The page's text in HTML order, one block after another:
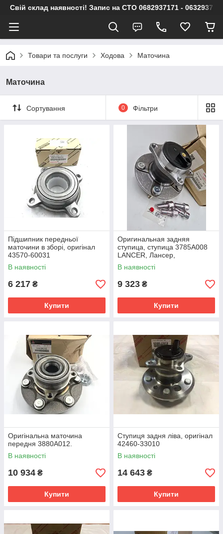
Свій склад наявності! Запис на СТО 0682937171 -
Товари та послуги Ходова Маточина
Маточина
Сортування 0 Фільтри
Підшипник передньої
маточини в зборі, оригінал
43570-60031
В наявності
6 217 ₴
Купити
Оригинальная задняя
ступица, ступица 3785A008
LANCER, Лансер,
OUTLANDER, Аутлендер
В наявності
9 323 ₴
Купити
Оригінальна маточина
передня 3880A012.
В наявності
10 934 ₴
Купити
Ступиця задня ліва, оригінал
42460-33010
В наявності
14 643 ₴
Купити